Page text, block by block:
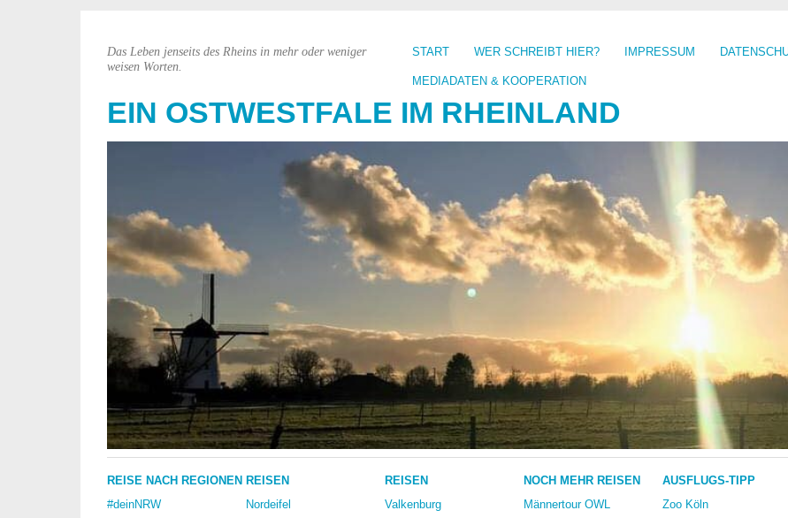
START WER SCHREIBT HIER? IMPRESSUM
MEDIADATEN & KOOPERATION
EIN OSTWESTFALE IM RHEINLAND
Das Leben jenseits des Rheins in mehr oder weniger
weisen Worten.
REISE NACH REGIONEN
#deinNRW
REISEN
Nordeifel
REISEN
Valkenburg
NOCH MEHR REISEN
Männertour OWL
AUSFLUGS-TIPP
Zoo Köln